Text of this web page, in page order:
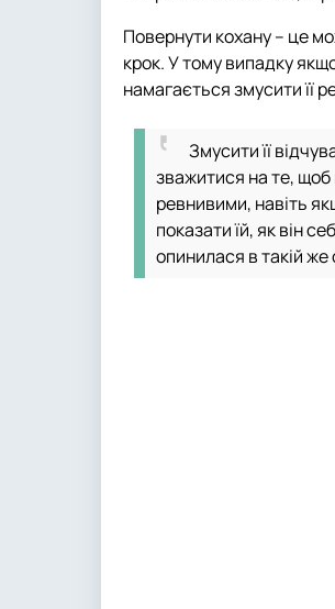
Повернути кохану – це
крок. У тому випадку
намагається змусити її
Змусити її
зважитися на те, щоб
ревнивими, навіть
показати їй, як він
опинилася в такій же